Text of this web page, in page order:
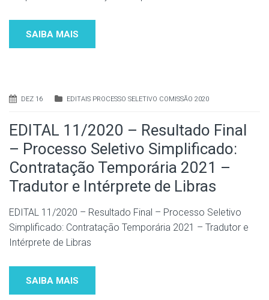
SAIBA MAIS
DEZ 16 EDITAIS PROCESSO SELETIVO COMISSÃO 2020
EDITAL 11/2020 – Resultado Final
– Processo Seletivo Simplificado:
Contratação Temporária 2021 –
Tradutor e Intérprete de Libras
EDITAL 11/2020 – Resultado Final – Processo Seletivo
Simplificado: Contratação Temporária 2021 – Tradutor e
Intérprete de Libras
SAIBA MAIS